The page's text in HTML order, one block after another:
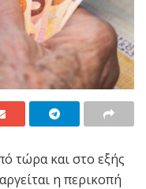
τώρα και στο εξής
η περικοπή